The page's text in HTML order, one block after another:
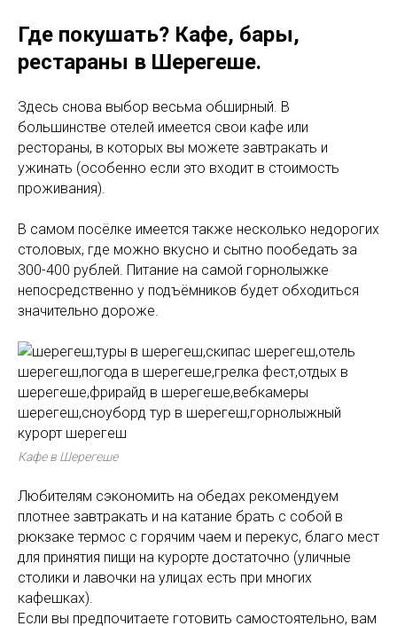
Где покушать? Кафе, бары,
рестараны в Шерегеше.
Здесь снова выбор весьма обширный. В
большинстве отелей имеется свои кафе или
рестораны, в которых вы можете завтракать и
ужинать (особенно если это входит в стоимость
проживания).
В самом посёлке имеется также несколько недорогих
столовых, где можно вкусно и сытно пообедать за
300-400 рублей. Питание на самой горнолыжке
непосредственно у подъёмников будет обходиться
значительно дороже.
Кафе в Шерегеше
Любителям сэкономить на обедах рекомендуем
плотнее завтракать и на катание брать с собой в
рюкзаке термос с горячим чаем и перекус, благо мест
для принятия пищи на курорте достаточно (уличные
столики и лавочки на улицах есть при многих
кафешках).
Если вы предпочитаете готовить самостоятельно, вам